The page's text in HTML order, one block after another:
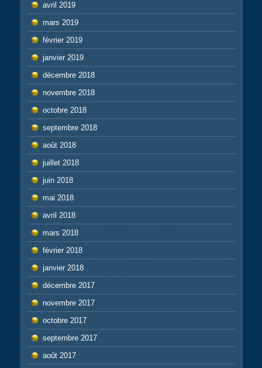
avril 2019
mars 2019
février 2019
janvier 2019
décembre 2018
novembre 2018
octobre 2018
septembre 2018
août 2018
juillet 2018
juin 2018
mai 2018
avril 2018
mars 2018
février 2018
janvier 2018
décembre 2017
novembre 2017
octobre 2017
septembre 2017
août 2017